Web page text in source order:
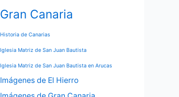
Gran Canaria
Historia de Canarias
Iglesia Matriz de San Juan Bautista
Iglesia Matriz de San Juan Bautista en Arucas
Imágenes de El Hierro